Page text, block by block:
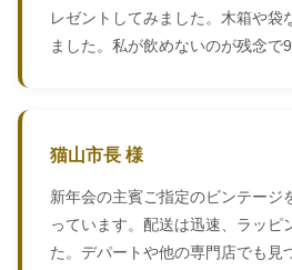
レゼントしてみました。木箱や袋
ました。私が飲めないのが残念で
猫山市長 様
新年会の主賓ご指定のビンテージ
っています。配送は迅速、ラッピ
た。デパートや他の専門店でも見